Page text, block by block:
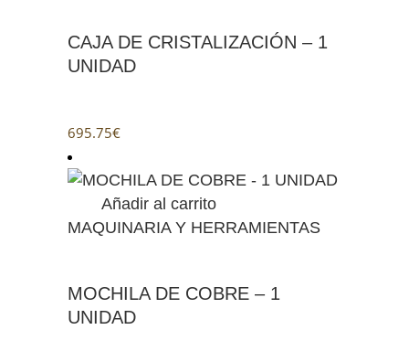
CAJA DE CRISTALIZACIÓN – 1
UNIDAD
695.75€
Añadir al carrito
MAQUINARIA Y HERRAMIENTAS
MOCHILA DE COBRE – 1
UNIDAD